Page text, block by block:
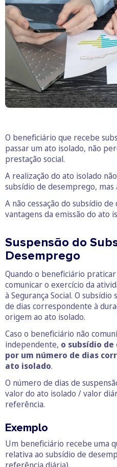
O beneficiário que recebe
passar um ato isolado, não
prestação social.
A realização do ato isolado
subsídio de desemprego, mas
A não cessação do subsídio
vantagens da emissão do ato
Suspensão do
Desemprego
Quando o beneficiário
comunicar o exercício da
à Segurança Social. O
de dias correspondente à
origem ao ato isolado.
Caso o beneficiário não
independente, o subsídio de
por um número de dias
ato isolado.
O número de dias de
valor do ato isolado / valor
referência.
Exemplo
Um beneficiário recebe uma
relativa ao subsídio de